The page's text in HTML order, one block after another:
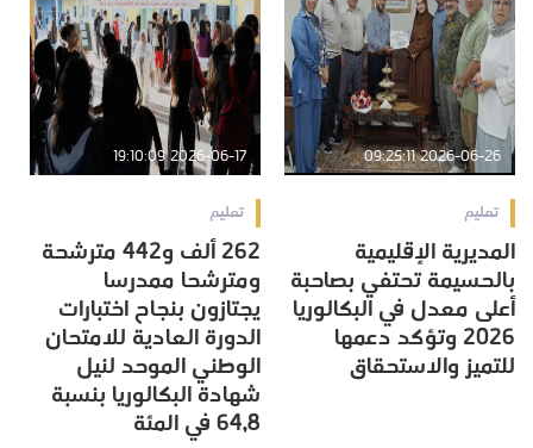
2026-06-26 09:25:11
تعليم
المديرية الإقليمية
بالحسيمة تحتفي بصاحبة
أعلى معدل في البكالوريا
2026 وتؤكد دعمها
للتميز والاستحقاق
2026-06-17 19:10:09
تعليم
262 ألف و442 مترشحة
ومترشحا ممدرسا
يجتازون بنجاح اختبارات
الدورة العادية للامتحان
الوطني الموحد لنيل
شهادة البكالوريا بنسبة
64,8 في المئة